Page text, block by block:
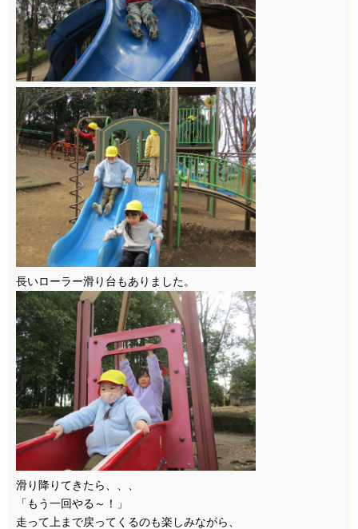
長いローラー滑り台もありました。
滑り降りてきたら、、、
「もう一回やる～！」
走って上まで戻ってくるのも楽しみながら、